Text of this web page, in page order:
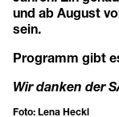
und ab August
sein.
Programm gibt
Wir danken der
Foto: Lena Heckl